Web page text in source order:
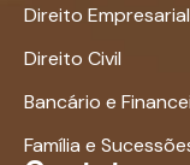
Direito Empresarial
Direito Civil
Bancário e
Família e